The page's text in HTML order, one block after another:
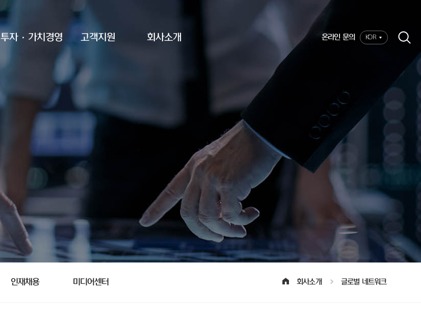
투자·가치경영 고객지원 회사소개 온라인 문의 KOR
인재채용 미디어센터 회사소개 글로벌 네트워크